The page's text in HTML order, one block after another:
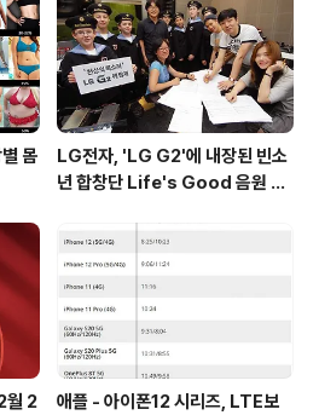
극대화시킨 것이 특징
몸
LG전자, 'LG G2'에 내장된 빈소
년 합창단 Life's Good 음원 공
월 2
애플 - 아이폰12 시리즈, LTE보